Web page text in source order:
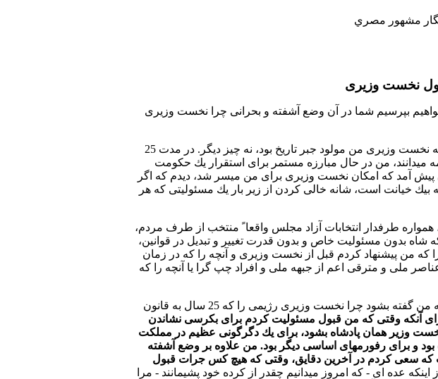
نگار مشهور مصري
نخست وزيری
بپرسيم شما در آن وضع آشفته و بحرانی چرا نخست وزيری
ميتوانم بعد از گذشت سه سال عرض كنم كه نخست وزيری من مولود جبر تاريخ بود، نه چيز ديگر. در مدت 25
مرداد 1332 ، همانطوريكه همه ميدانند، من در حال مبارزه مستمر برای استقرار يك حكومت
آمد كه امكان نخست وزيری برای من ميسر شد، ديدم كه اگر
خيانت است، شانه خالی كردن از زير بار يك مسئوليتی كه هر
طرفدار انتخابات آزاد مجلس واقعا ً منتخب از طرف مردم،
شاه بدون مسئوليت خاص و بدون قدرت تغيير و تبديل در قوانين،
كه من پيشنهاد كردم قبل از نخست وزيری و آنچه را كه در زمان
انجام دادم، خواسته تمام دوران 25 سالهُ عناصر ملی و مترقی اعم از جبهه ملی و افراد چپ گرا يا آنچه را كه
هيچ چيز نميتوانست مرا از تعقيب هدفم باز بدارد، اينكه به من گفته بشود چرا نخست وزيری رژيمی را كه 25 سال به قانون
آنكه وقتی كه من قبول مسئوليت كردم برای بكرسی نشاندن
وزير همان پادشاه بشود، برای يك دگرگونی عظيم در مملكت
بود و برای رفورمهای اساسی ديگر بود. من علاوه بر وضع آشفته
كه سعی كردم در آخرين دقايق، وقتی كه هيچ كس جرات قبول
اينكه عده ای - كه امروز ميدانيم چقدر از كرده خود پشيمانند - مرا